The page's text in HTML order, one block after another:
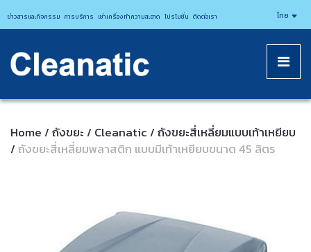
CLEANATICJ
ข่าวสารและกิจกรรม การบริการ เช่าเครื่องทำความสะอาด โปรโมชั่น ติดต่อเรา ไทย
Home / ถังขยะ / Cleanatic / ถังขยะสี่เหลี่ยมแบบเท้าเหยียบ
/ ถังขยะสี่เหลี่ยมพลาสติก แบบมีเท้าเหยียบขนาด 45 ลิตร